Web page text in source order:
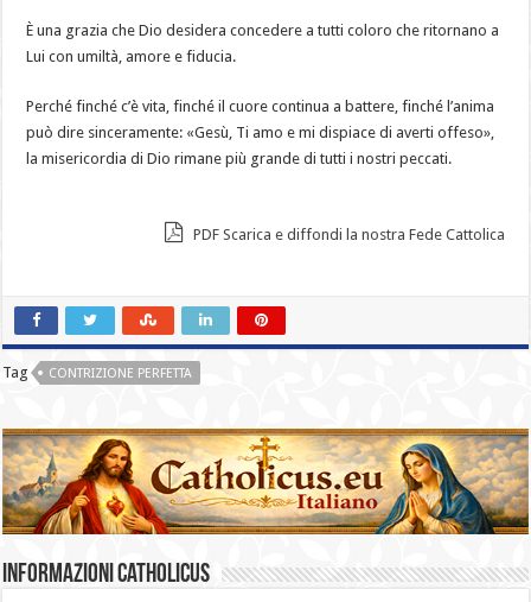
È una grazia che Dio desidera concedere a tutti coloro che ritornano a
Lui con umiltà, amore e fiducia.
Perché finché c’è vita, finché il cuore continua a battere, finché l’anima
può dire sinceramente: «Gesù, Ti amo e mi dispiace di averti offeso»,
la misericordia di Dio rimane più grande di tutti i nostri peccati.
PDF Scarica e diffondi la nostra Fede Cattolica
Tag CONTRIZIONE PERFETTA
Informazioni catholicus